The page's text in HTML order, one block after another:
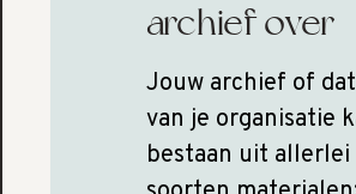
archief over
Jouw archief of dat
van je organisatie
bestaan uit allerlei